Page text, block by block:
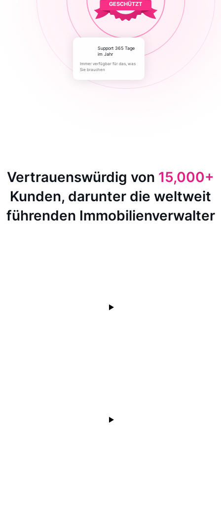
GESCHÜTZT
Support 365 Tage
im Jahr
Immer verfügbar für das, was
Sie brauchen
Vertrauenswürdig von 15,000+
Kunden, darunter die weltweit
führenden Immobilienverwalter